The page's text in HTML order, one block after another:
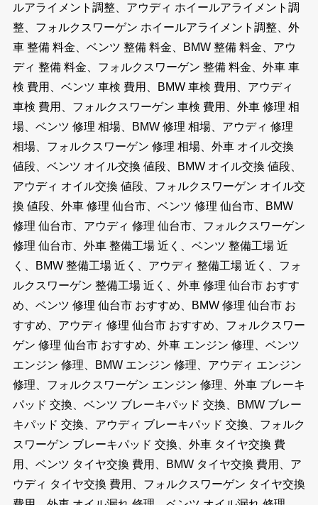
ルアライメント調整、アウディ ホイールアライメント調
整、フォルクスワーゲン ホイールアライメント調整、外
車 整備 料金、ベンツ 整備 料金、BMW 整備 料金、アウ
ディ 整備 料金、フォルクスワーゲン 整備 料金、外車 車
検 費用、ベンツ 車検 費用、BMW 車検 費用、アウディ
車検 費用、フォルクスワーゲン 車検 費用、外車 修理 相
場、ベンツ 修理 相場、BMW 修理 相場、アウディ 修理
相場、フォルクスワーゲン 修理 相場、外車 オイル交換
値段、ベンツ オイル交換 値段、BMW オイル交換 値段、
アウディ オイル交換 値段、フォルクスワーゲン オイル交
換 値段、外車 修理 仙台市、ベンツ 修理 仙台市、BMW
修理 仙台市、アウディ 修理 仙台市、フォルクスワーゲン
修理 仙台市、外車 整備工場 近く、ベンツ 整備工場 近
く、BMW 整備工場 近く、アウディ 整備工場 近く、フォ
ルクスワーゲン 整備工場 近く、外車 修理 仙台市 おすす
め、ベンツ 修理 仙台市 おすすめ、BMW 修理 仙台市 お
すすめ、アウディ 修理 仙台市 おすすめ、フォルクスワー
ゲン 修理 仙台市 おすすめ、外車 エンジン 修理、ベンツ
エンジン 修理、BMW エンジン 修理、アウディ エンジン
修理、フォルクスワーゲン エンジン 修理、外車 ブレーキ
パッド 交換、ベンツ ブレーキパッド 交換、BMW ブレー
キパッド 交換、アウディ ブレーキパッド 交換、フォルク
スワーゲン ブレーキパッド 交換、外車 タイヤ交換 費
用、ベンツ タイヤ交換 費用、BMW タイヤ交換 費用、ア
ウディ タイヤ交換 費用、フォルクスワーゲン タイヤ交換